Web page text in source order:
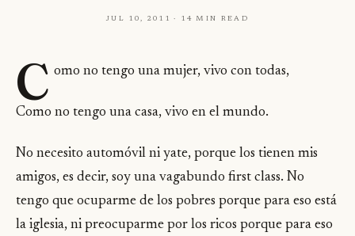
Jul 10, 2011 · 14 min read
C omo no tengo una mujer, vivo con todas,
Como no tengo una casa, vivo en el mundo.
No necesito automóvil ni yate, porque los tienen mis
amigos, es decir, soy una vagabundo first class. No
tengo que ocuparme de los pobres porque para eso está
la iglesia, ni preocuparme por los ricos porque para eso